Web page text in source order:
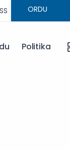
Politika